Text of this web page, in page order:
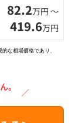
82.2万円 〜
419.6万円
な相場価格であり、
。
／